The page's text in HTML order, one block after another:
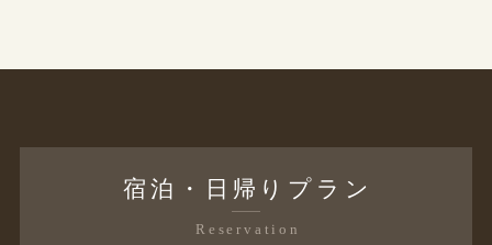
宿泊・日帰りプラン
Reservation